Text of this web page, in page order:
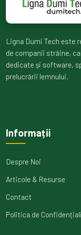
Ligna Dumi Tech este
de companii străine,
dedicate și software,
prelucrării lemnului.
Informații
Despre Noi
Articole & Resurse
Contact
Politica de